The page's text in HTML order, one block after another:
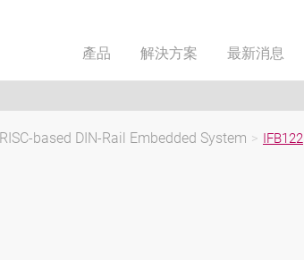
產品 解決方案 最新消息
RISC-based DIN-Rail Embedded System > IFB122